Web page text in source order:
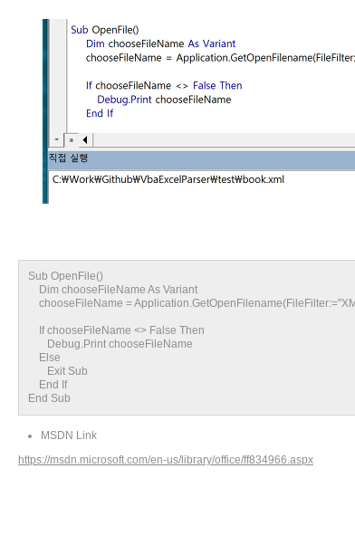
Sub OpenFile()
Dim chooseFileName As Variant
chooseFileName =
If chooseFileName <> False Then
Debug.Print chooseFileName
Else
Exit Sub
End If
End Sub
MSDN Link
https://msdn.microsoft.com/en-us/library/office/ff834966.aspx